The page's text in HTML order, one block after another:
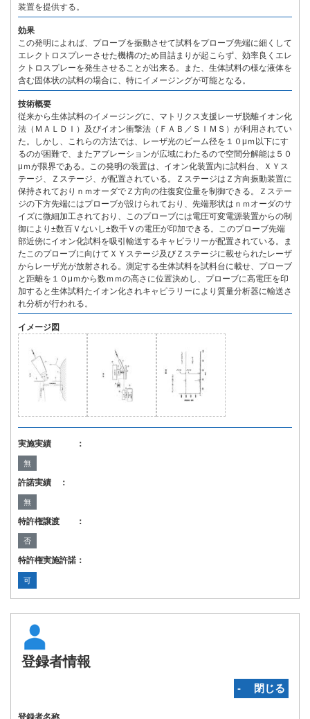
装置を提供する。
効果
この発明によれば、プローブを振動させて試料をプローブ先端に細くして
エレクトロスプレーさせた機構のため目詰まりが起こらず、効率良くエレ
クトロスプレーを発生させることが出来る。また、生体試料の様な液体を
含む固体状の試料の場合に、特にイメージングが可能となる。
技術概要
従来から生体試料のイメージングに、マトリクス支援レーザ脱離イオン化
法（ＭＡＬＤＩ）及びイオン衝撃法（ＦＡＢ／ＳＩＭＳ）が利用されてい
た。しかし、これらの方法では、レーザ光のビーム径を１０μｍ以下にす
るのが困難で、またアブレーションが広域にわたるので空間分解能は５０
μｍが限界である。この発明の装置は、イオン化装置内に試料台、ＸＹス
テージ、Ｚステージ、が配置されている。ＺステージはＺ方向振動装置に
保持されておりｎｍオーダでＺ方向の往復変位量を制御できる。Ｚステー
ジの下方先端にはプローブが設けられており、先端形状はｎｍオーダのサ
イズに微細加工されており、このプローブには電圧可変電源装置からの制
御により±数百Ｖないし±数千Ｖの電圧が印加できる。このプローブ先端
部近傍にイオン化試料を吸引輸送するキャピラリーが配置されている。ま
たこのプローブに向けてＸＹステージ及びＺステージに載せられたレーザ
からレーザ光が放射される。測定する生体試料を試料台に載せ、プローブ
と距離を１０μｍから数ｍｍの高さに位置決めし、プローブに高電圧を印
加すると生体試料たイオン化されキャピラリーにより質量分析器に輸送さ
れ分析が行われる。
イメージ図
実施実績 ：
無
許諾実績 ：
無
特許権譲渡 ：
否
特許権実施許諾：
可
登録者情報
‐ 閉じる
登録者名称